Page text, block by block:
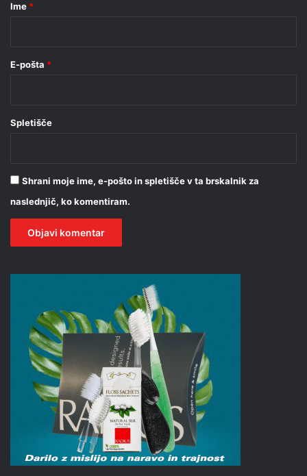
r
Ime *
E-pošta *
Spletišče
Shrani moje ime, e-pošto in spletišče v ta brskalnik za
naslednjič, ko komentiram.